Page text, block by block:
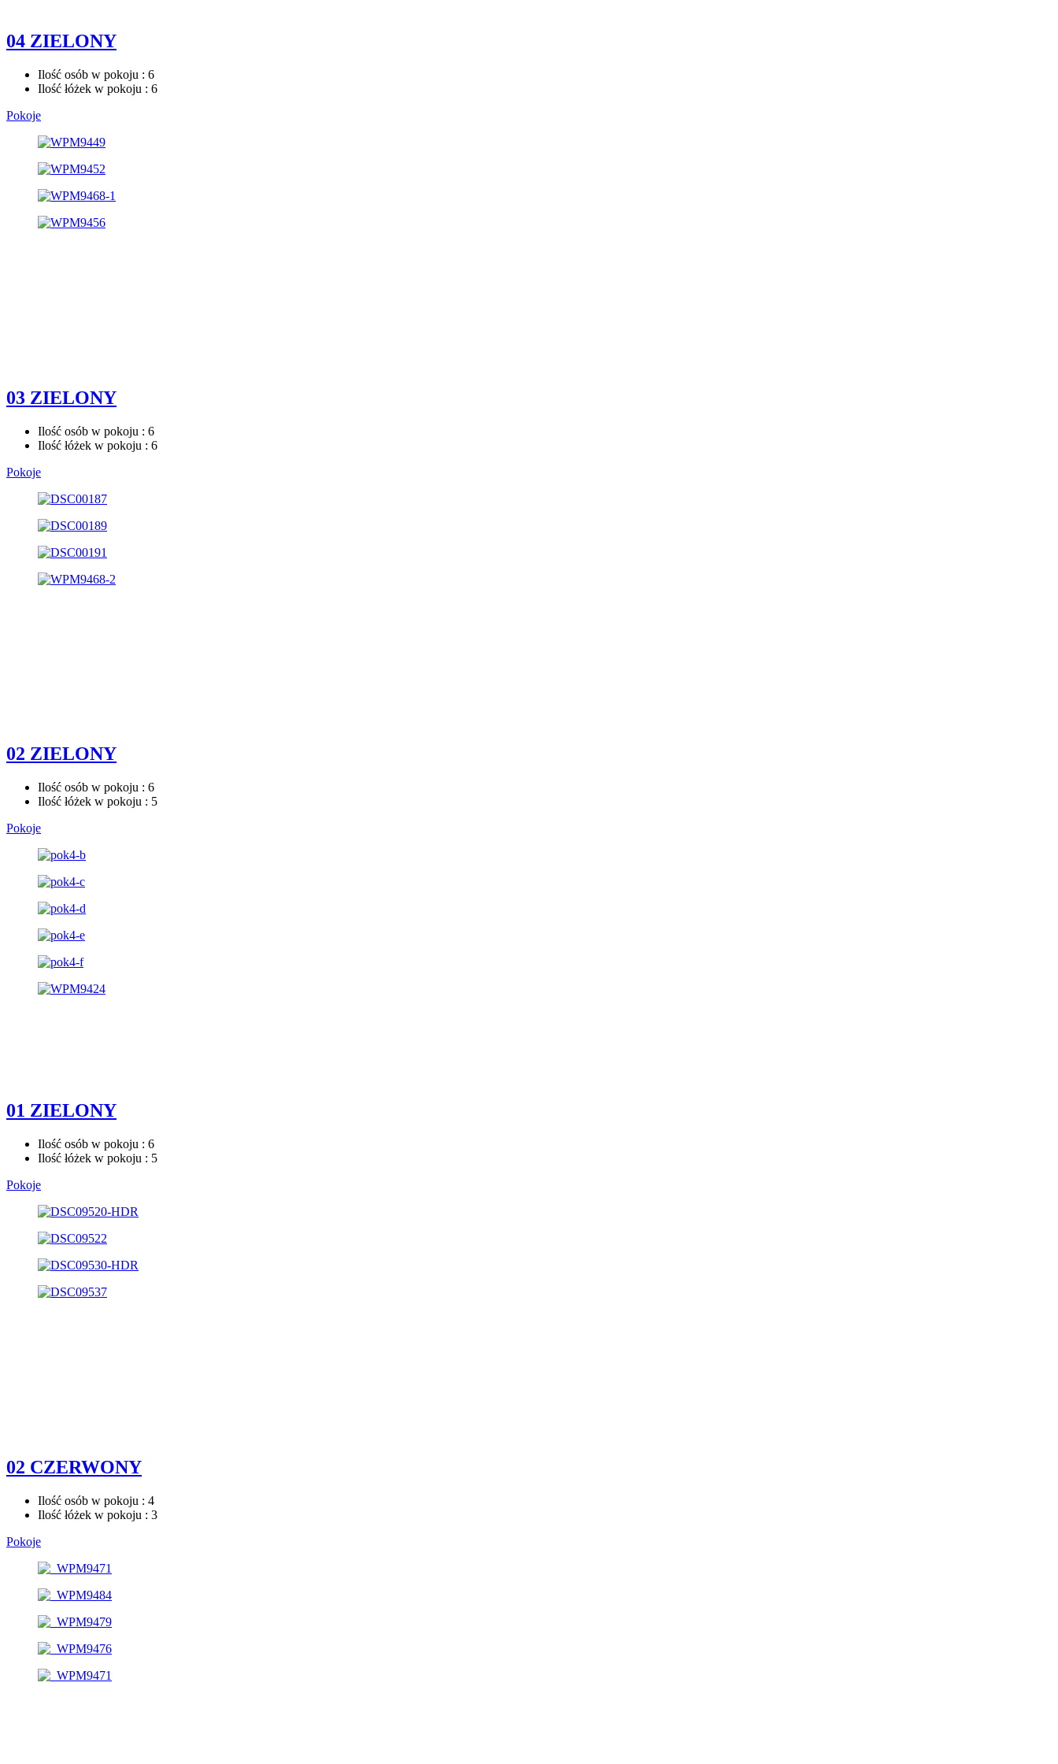
04 ZIELONY
Ilość osób w pokoju : 6
Ilość łóżek w pokoju : 6
Pokoje
03 ZIELONY
Ilość osób w pokoju : 6
Ilość łóżek w pokoju : 6
Pokoje
02 ZIELONY
Ilość osób w pokoju : 6
Ilość łóżek w pokoju : 5
Pokoje
01 ZIELONY
Ilość osób w pokoju : 6
Ilość łóżek w pokoju : 5
Pokoje
02 CZERWONY
Ilość osób w pokoju : 4
Ilość łóżek w pokoju : 3
Pokoje